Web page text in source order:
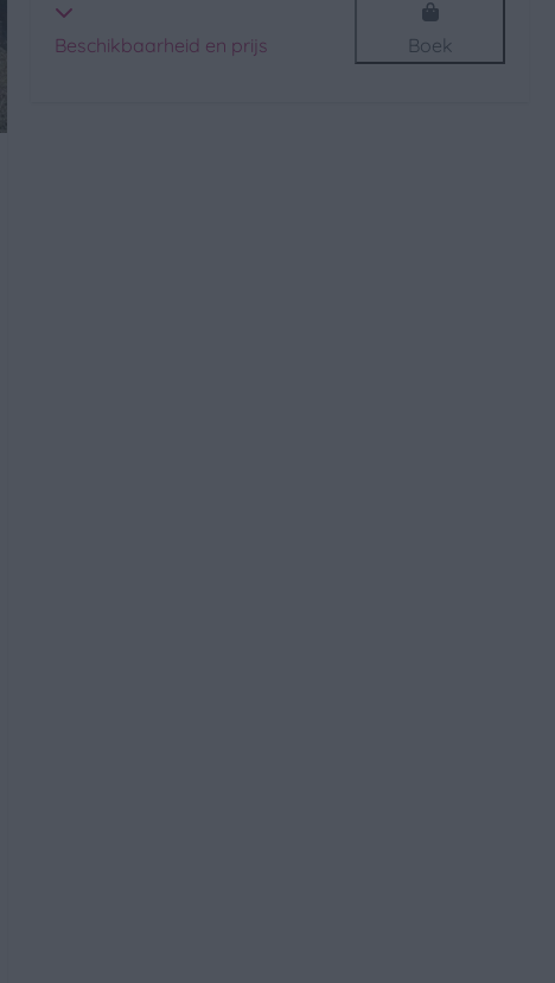
Beschikbaarheid en prijs Boek